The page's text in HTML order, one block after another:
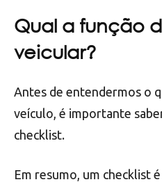
Qual a função
veicular?
Antes de entendermos o
veículo, é importante
checklist.
Em resumo, um checklist